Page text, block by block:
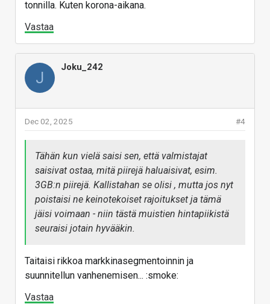
tonnilla. Kuten korona-aikana.
Vastaa
J
Joku_242
#4
Dec 02, 2025
Tähän kun vielä saisi sen, että valmistajat
saisivat ostaa, mitä piirejä haluaisivat, esim.
3GB:n piirejä. Kallistahan se olisi , mutta jos nyt
poistaisi ne keinotekoiset rajoitukset ja tämä
jäisi voimaan - niin tästä muistien hintapiikistä
seuraisi jotain hyvääkin.
Taitaisi rikkoa markkinasegmentoinnin ja
suunnitellun vanhenemisen... :smoke:
Vastaa